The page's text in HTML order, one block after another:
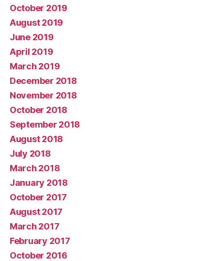
October 2019
August 2019
June 2019
April 2019
March 2019
December 2018
November 2018
October 2018
September 2018
August 2018
July 2018
March 2018
January 2018
October 2017
August 2017
March 2017
February 2017
October 2016